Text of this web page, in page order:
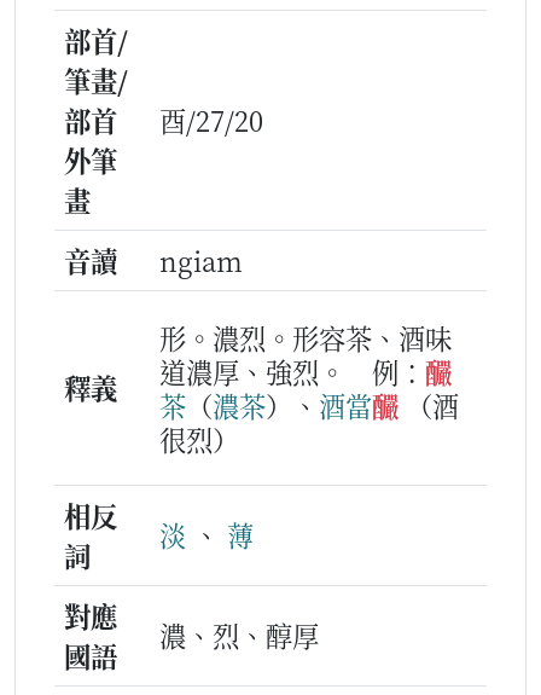
部首/
筆畫/
部首
外筆
畫
酉/27/20
音讀 ngiam
釋義
形。濃烈。形容茶、酒味
道濃厚、強烈。
例： 釅
茶 （濃茶）、 酒當釅
（酒
很烈）
相反
詞
淡 、 薄
對應
國語
濃、烈、醇厚